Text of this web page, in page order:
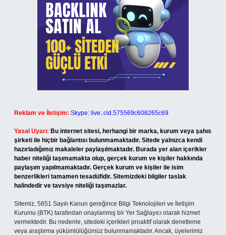
Reklam ve İletişim: Skype: live:.cid.575569c608265c69
Yasal Uyarı: Bu internet sitesi, herhangi bir marka, kurum veya şahıs
şirketi ile hiçbir bağlantısı bulunmamaktadır. Sitede yalnızca kendi
hazırladığımız makaleler paylaşılmaktadır. Burada yer alan içerikler
haber niteliği taşımamakta olup, gerçek kurum ve kişiler hakkında
paylaşım yapılmamaktadır. Gerçek kurum ve kişiler ile isim
benzerlikleri tamamen tesadüfidir. Sitemizdeki bilgiler taslak
halindedir ve tavsiye niteliği taşımazlar.
Sitemiz, 5651 Sayılı Kanun gereğince Bilgi Teknolojileri ve İletişim
Kurumu (BTK) tarafından onaylanmış bir Yer Sağlayıcı olarak hizmet
vermektedir. Bu nedenle, sitedeki içerikleri proaktif olarak denetleme
veya araştırma yükümlülüğümüz bulunmamaktadır. Ancak, üyelerimiz